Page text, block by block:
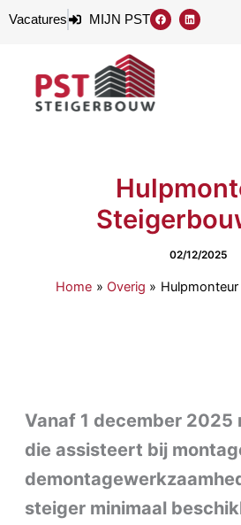
inhoud
Vacatures MIJN PST
F
a
c
L
i
n
02/12/2025
Home Overig
Vanaf 1 december 2025
die assisteert bij
steiger minimaal